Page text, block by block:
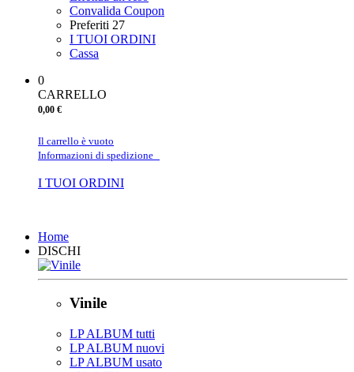
Convalida Coupon
Preferiti 27
I TUOI ORDINI
Cassa
0
CARRELLO
0,00 €
Il carrello è vuoto
Informazioni di spedizione
I TUOI ORDINI
Home
DISCHI
Vinile
LP ALBUM tutti
LP ALBUM nuovi
LP ALBUM usato